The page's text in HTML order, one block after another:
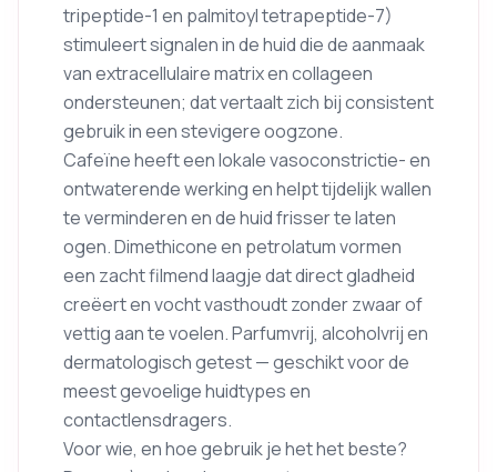
tripeptide-1 en palmitoyl tetrapeptide-7)
stimuleert signalen in de huid die de aanmaak
van extracellulaire matrix en collageen
ondersteunen; dat vertaalt zich bij consistent
gebruik in een stevigere oogzone.
Cafeïne heeft een lokale vasoconstrictie- en
ontwaterende werking en helpt tijdelijk wallen
te verminderen en de huid frisser te laten
ogen. Dimethicone en petrolatum vormen
een zacht filmend laagje dat direct gladheid
creëert en vocht vasthoudt zonder zwaar of
vettig aan te voelen. Parfumvrij, alcoholvrij en
dermatologisch getest — geschikt voor de
meest gevoelige huidtypes en
contactlensdragers.
Voor wie, en hoe gebruik je het het beste?